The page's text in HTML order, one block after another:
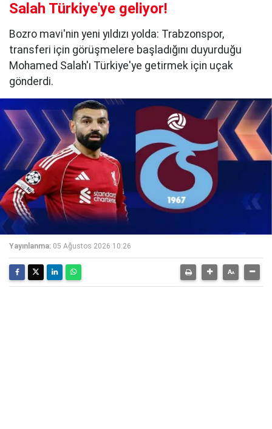
Salah Türkiye'ye geliyor!
Bozro mavi'nin yeni yıldızı yolda: Trabzonspor,
transferi için görüşmelere başladığını duyurduğu
Mohamed Salah'ı Türkiye'ye getirmek için uçak
gönderdi.
Yayınlanma: 05 Ağustos 2026 10:26